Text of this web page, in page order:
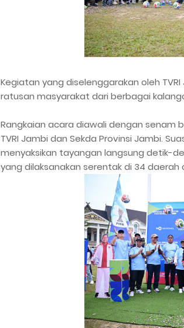
Kegiatan yang diselenggarakan oleh
ratusan masyarakat dari berbagai
Rangkaian acara diawali dengan senam
TVRI Jambi dan Sekda Provinsi Jambi.
menyaksikan tayangan langsung detik-
yang dilaksanakan serentak di 34 daerah